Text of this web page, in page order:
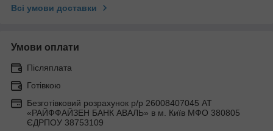
Всі умови доставки
Умови оплати
Післяплата
Готівкою
Безготівковий розрахунок р/р 26008407045 АТ
«РАЙФФАЙЗЕН БАНК АВАЛЬ» в м. Київ МФО 380805
ЄДРПОУ 38753109